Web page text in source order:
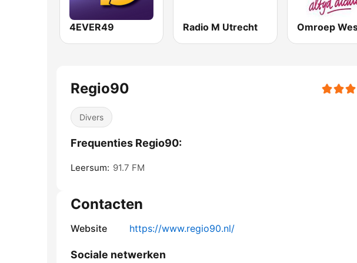
4EVER49 Radio M Utrecht Omroep
Regio90
Divers
Frequenties Regio90:
Leersum: 91.7 FM
Contacten
Website https://www.regio90.nl/
Sociale netwerken